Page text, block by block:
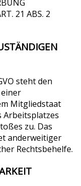
21 ABS. 2
steht den
Mitgliedstaat
Arbeitsplatzes
zu. Das
anderweitiger
Rechtsbehelfe.